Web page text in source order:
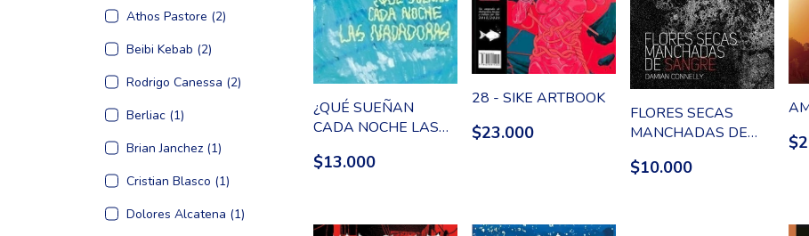
Athos Pastore (2)
Beibi Kebab (2)
Rodrigo Canessa (2)
Berliac (1)
Brian Janchez (1)
Cristian Blasco (1)
Dolores Alcatena (1)
¿QUÉ SUEÑAN
CADA NOCHE LAS
$13.000
28 - SIKE ARTBOOK
$23.000
FLORES SECAS
MANCHADAS DE
$10.000